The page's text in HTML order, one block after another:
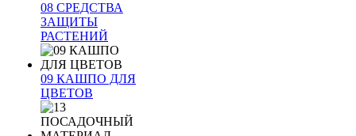
08 СРЕДСТВА
ЗАЩИТЫ
РАСТЕНИЙ
09 КАШПО ДЛЯ
ЦВЕТОВ